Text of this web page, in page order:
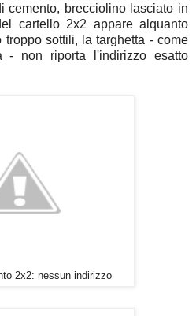
cemento, brecciolino lasciato in
cartello 2x2 appare alquanto
sottili, la targhetta - come
- non riporta l'indirizzo esatto
2x2: nessun indirizzo